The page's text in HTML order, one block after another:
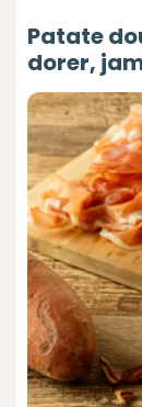
Patate
dorer,